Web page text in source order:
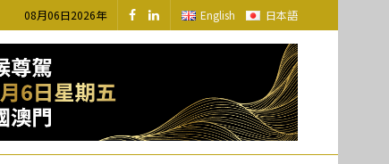
08月06日2026年 English 日本語